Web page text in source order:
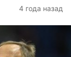
4 года назад